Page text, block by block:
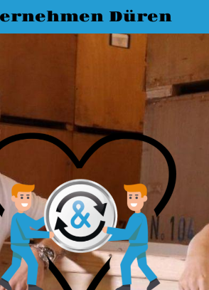
Düren